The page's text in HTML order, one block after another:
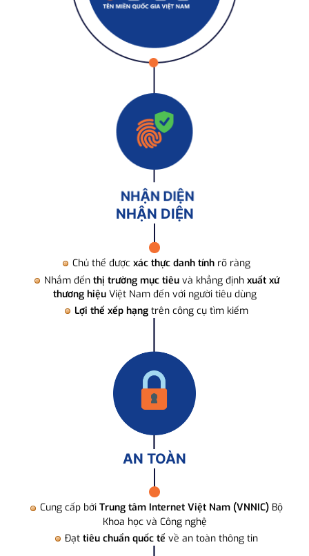
NHẬN DIỆN
Chủ thể được xác thực danh tính rõ ràng
Nhắm đến thị trường mục tiêuvà khẳng định xuất xứ
thương hiệuViệt Nam đến với người tiêu dùng
Lợi thế xếp hạng trên công cụ tìm kiếm
AN TOÀN
Cung cấp bởi Trung tâm Internet Việt Nam (VNNIC) Bộ
Khoa học và Công nghệ
Đạt tiêu chuẩn quốc tế về an toàn thông tin